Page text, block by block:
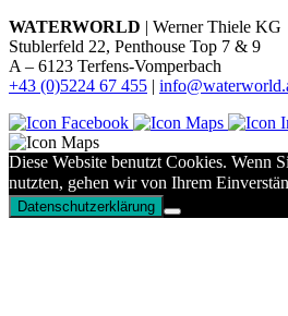
WATERWORLD | Werner Thiele KG
Stublerfeld 22, Penthouse Top 7 & 9
A – 6123 Terfens-Vomperbach
+43 (0)5224 67 455 |
Diese Website benutzt Cookies. Wenn
nutzten, gehen wir von Ihrem
Datenschutzerklärung